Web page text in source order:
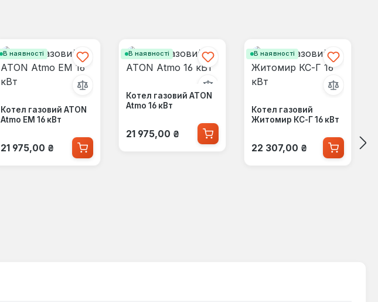
В наявності
Котел газовий ATON
Atmo ЕМ 16 кВт
Звичайна ціна:
21 975,00 ₴
В наявності
Котел газовий ATON
Atmo 16 кВт
Звичайна ціна:
21 975,00 ₴
В наявності
Котел газовий
Житомир КС-Г 16 кВт
Звичайна ціна:
22 307,00 ₴